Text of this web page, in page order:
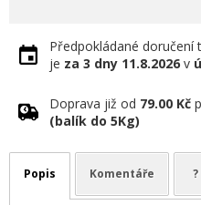
Předpokládané
je za 3 dny 11.8.2026 v
Doprava již od 79.00 Kč
(balík do 5Kg)
Popis Komentáře ?